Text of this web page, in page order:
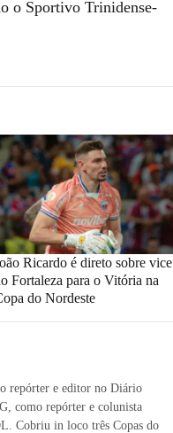
o Sportivo Trinidense-
Ricardo é direto sobre vice
Fortaleza para o Vitória na
do Nordeste
repórter e editor no Diário
como repórter e colunista
Cobriu in loco três Copas do